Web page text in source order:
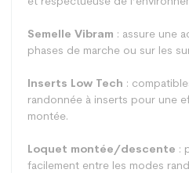
Semelle Vibram : assure une
phases de marche ou sur les
Inserts Low Tech :
randonnée à inserts pour une
montée.
Loquet montée/descente :
facilement entre les modes